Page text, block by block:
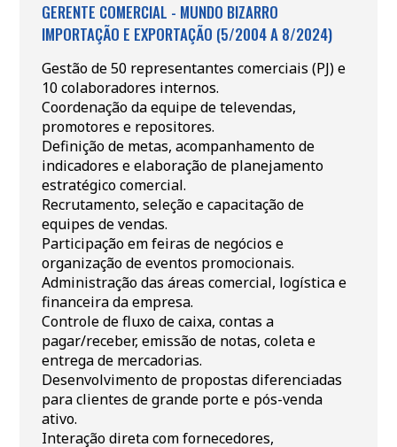
GERENTE COMERCIAL - MUNDO BIZARRO
IMPORTAÇÃO E EXPORTAÇÃO (5/2004 A 8/2024)
Gestão de 50 representantes comerciais (PJ) e
10 colaboradores internos.
Coordenação da equipe de televendas,
promotores e repositores.
Definição de metas, acompanhamento de
indicadores e elaboração de planejamento
estratégico comercial.
Recrutamento, seleção e capacitação de
equipes de vendas.
Participação em feiras de negócios e
organização de eventos promocionais.
Administração das áreas comercial, logística e
financeira da empresa.
Controle de fluxo de caixa, contas a
pagar/receber, emissão de notas, coleta e
entrega de mercadorias.
Desenvolvimento de propostas diferenciadas
para clientes de grande porte e pós-venda
ativo.
Interação direta com fornecedores,